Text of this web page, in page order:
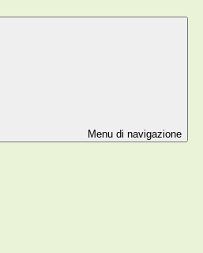
Menu di navigazione